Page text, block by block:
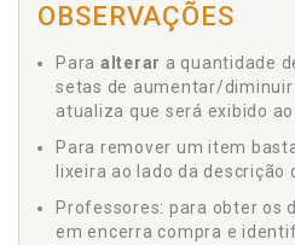
OBSERVAÇÕES
Para alterar a quantidade
setas de aumentar/
atualiza que será exibido
Para remover um item
lixeira ao lado da descrição
Professores: para obter os
em encerra compra e